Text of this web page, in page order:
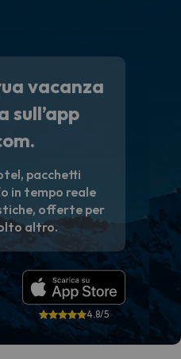
vacanza
sull’app
pacchetti
in tempo reale
offerte per
altro.
4.8/5